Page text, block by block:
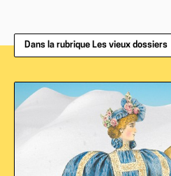
Dans la rubrique Les vieux dossiers